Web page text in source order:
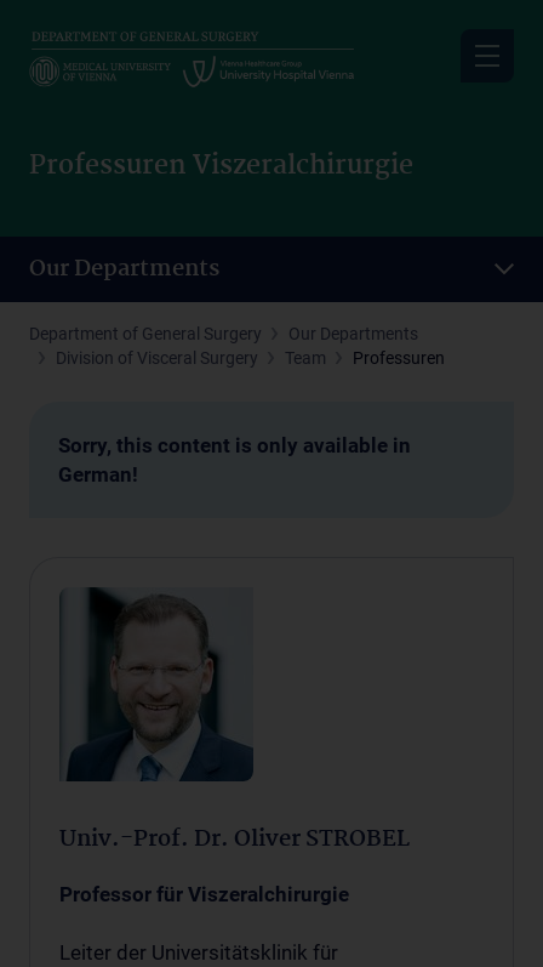
main
Professuren Viszeralchirurgie
Our Departments
Department of General Surgery
Our Departments
Division of Visceral Surgery
Team Professuren
Sorry, this content is only available in
German!
Univ.-Prof. Dr. Oliver STROBEL
Professor für Viszeralchirurgie
Leiter der Universitätsklinik für